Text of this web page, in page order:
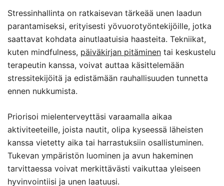
Stressinhallinta on ratkaisevan tärkeää unen laadun
parantamiseksi, erityisesti yövuorotyöntekijöille, jotka
saattavat kohdata ainutlaatuisia haasteita. Tekniikat,
kuten mindfulness, päiväkirjan pitäminen tai keskustelu
terapeutin kanssa, voivat auttaa käsittelemään
stressitekijöitä ja edistämään rauhallisuuden tunnetta
ennen nukkumista.
Priorisoi mielenterveyttäsi varaamalla aikaa
aktiviteeteille, joista nautit, olipa kyseessä läheisten
kanssa vietetty aika tai harrastuksiin osallistuminen.
Tukevan ympäristön luominen ja avun hakeminen
tarvittaessa voivat merkittävästi vaikuttaa yleiseen
hyvinvointiisi ja unen laatuusi.